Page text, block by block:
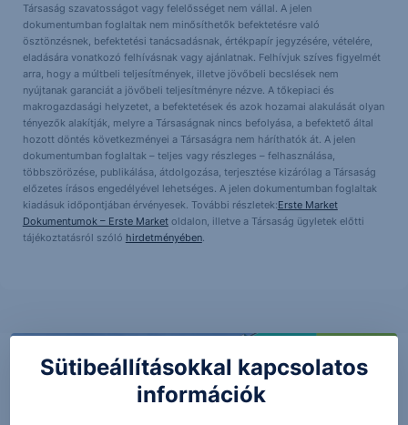
Társaság szavatosságot vagy felelősséget nem vállal. A jelen
dokumentumban foglaltak nem minősíthetők befektetésre való
ösztönzésnek, befektetési tanácsadásnak, értékpapír jegyzésére, vételére,
eladására vonatkozó felhívásnak vagy ajánlatnak. Felhívjuk szíves figyelmét
arra, hogy a múltbeli teljesítmények, illetve jövőbeli becslések nem
nyújtanak garanciát a jövőbeli teljesítményre nézve. A tőkepiaci és
makrogazdasági helyzetet, a befektetések és azok hozamai alakulását olyan
tényezők alakítják, melyre a Társaságnak nincs befolyása, a befektető által
hozott döntés következményei a Társaságra nem háríthatók át. A jelen
dokumentumban foglaltak – teljes vagy részleges – felhasználása,
többszörözése, publikálása, átdolgozása, terjesztése kizárólag a Társaság
előzetes írásos engedélyével lehetséges. A jelen dokumentumban foglaltak
kiadásuk időpontjában érvényesek. További részletek:Erste Market
Dokumentumok – Erste Marketoldalon, illetve a Társaság ügyletek előtti
tájékoztatásról szóló hirdetményében.
Sütibeállításokkal kapcsolatos
információk